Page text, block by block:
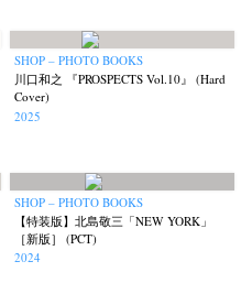
SHOP – PHOTO BOOKS
川口和之 『PROSPECTS Vol.10』 (Hard
Cover)
2025
SHOP – PHOTO BOOKS
【特装版】北島敬三「NEW YORK」
［新版］ (PCT)
2024